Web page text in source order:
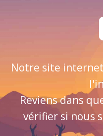
Notre site
Reviens dans
vérifier si nous